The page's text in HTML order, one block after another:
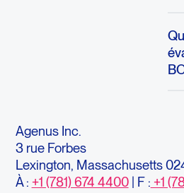
Agenus Inc.
3 rue Forbes
Lexington, Massachusetts
À : +1 (781) 674 4400| F : +1